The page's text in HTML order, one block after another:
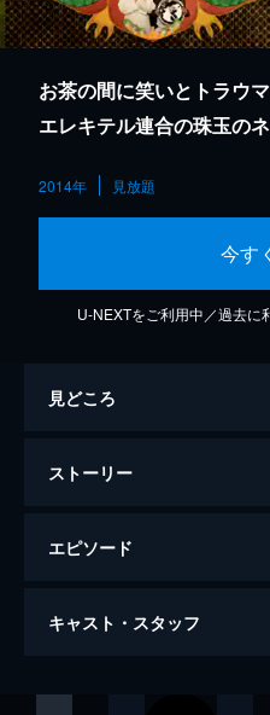
お茶の間に笑いとトラウ
エレキテル連合の珠玉の
2014年 見放題
今す
U-NEXTをご利用中／過去に
見どころ
ストーリー
エピソード
日本エレキテル連合「腹腹電気」
53分
キャスト・スタッフ